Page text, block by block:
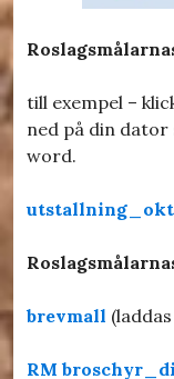
till exempel –
ned på din dator
word.
utstallning_okt
brevmall
RM